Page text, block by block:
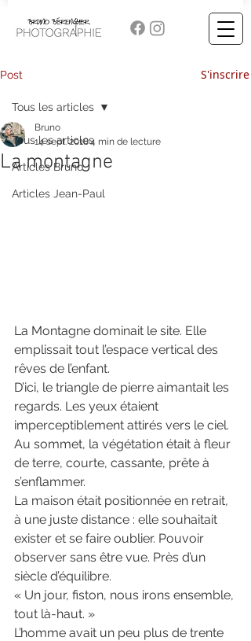
Post S'inscrire
Tous les articles
Articles Bruno
Articles Jean-Paul
Tous les articles
La montagne
Bruno
14 sept. 20184 min de lecture
La Montagne dominait le site. Elle
emplissait tout l’espace vertical des
rêves de l’enfant.
D’ici, le triangle de pierre aimantait les
regards. Les yeux étaient
imperceptiblement attirés vers le ciel.
Au sommet, la végétation était à fleur
de terre, courte, cassante, prête à
s’enflammer.
La maison était positionnée en retrait,
à une juste distance : elle souhaitait
exister et se faire oublier. Pouvoir
observer sans être vue. Près d’un
siècle d’équilibre.
« Un jour, fiston, nous irons ensemble,
tout là-haut. »
L’homme avait un peu plus de trente